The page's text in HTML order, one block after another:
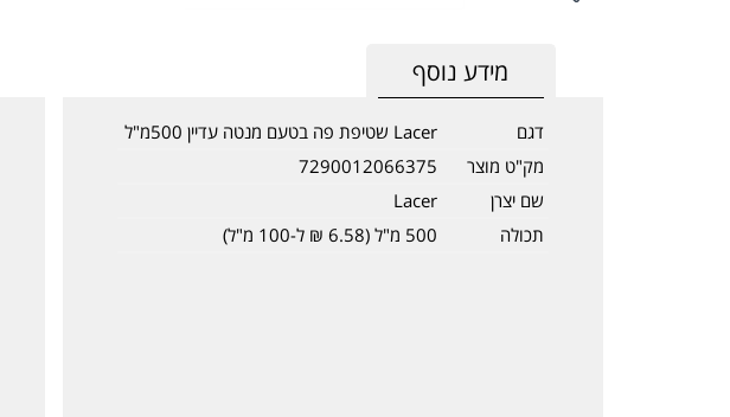
מידע נוסף
דגם
Lacer שטיפת פה בטעם מנטה עדיין 500מ"ל
מק"ט מוצר
7290012066375
שם יצרן
Lacer
תכולה
500 מ"ל (6.58 ₪ ל-100 מ"ל)